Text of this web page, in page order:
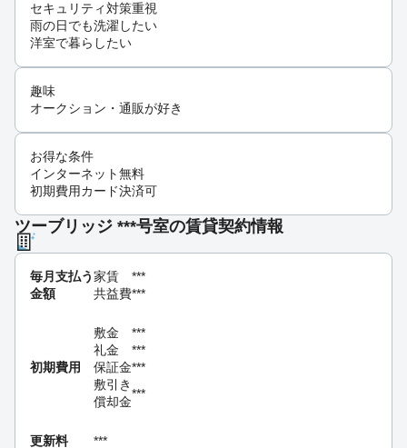
セキュリティ対策重視
雨の日でも洗濯したい
洋室で暮らしたい
趣味
オークション・通販が好き
お得な条件
インターネット無料
初期費用カード決済可
ツーブリッジ ***号室の賃貸契約情報
毎月支払う
金額
家賃
***
共益費***
初期費用
敷金
***
礼金
***
保証金***
敷引き
償却金
***
更新料 ***